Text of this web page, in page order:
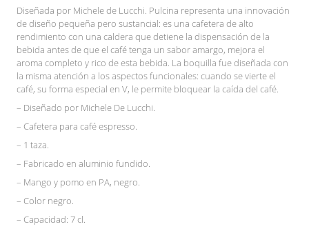
Diseñada por Michele de Lucchi. Pulcina representa una innovación
de diseño pequeña pero sustancial: es una cafetera de alto
rendimiento con una caldera que detiene la dispensación de la
bebida antes de que el café tenga un sabor amargo, mejora el
aroma completo y rico de esta bebida. La boquilla fue diseñada con
la misma atención a los aspectos funcionales: cuando se vierte el
café, su forma especial en V, le permite bloquear la caída del café.
– Diseñado por Michele De Lucchi.
– Cafetera para café espresso.
– 1 taza.
– Fabricado en aluminio fundido.
– Mango y pomo en PA, negro.
– Color negro.
– Capacidad: 7 cl.